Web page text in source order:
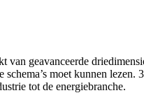
geavanceerde
moet kunnen
tot de energiebranche.